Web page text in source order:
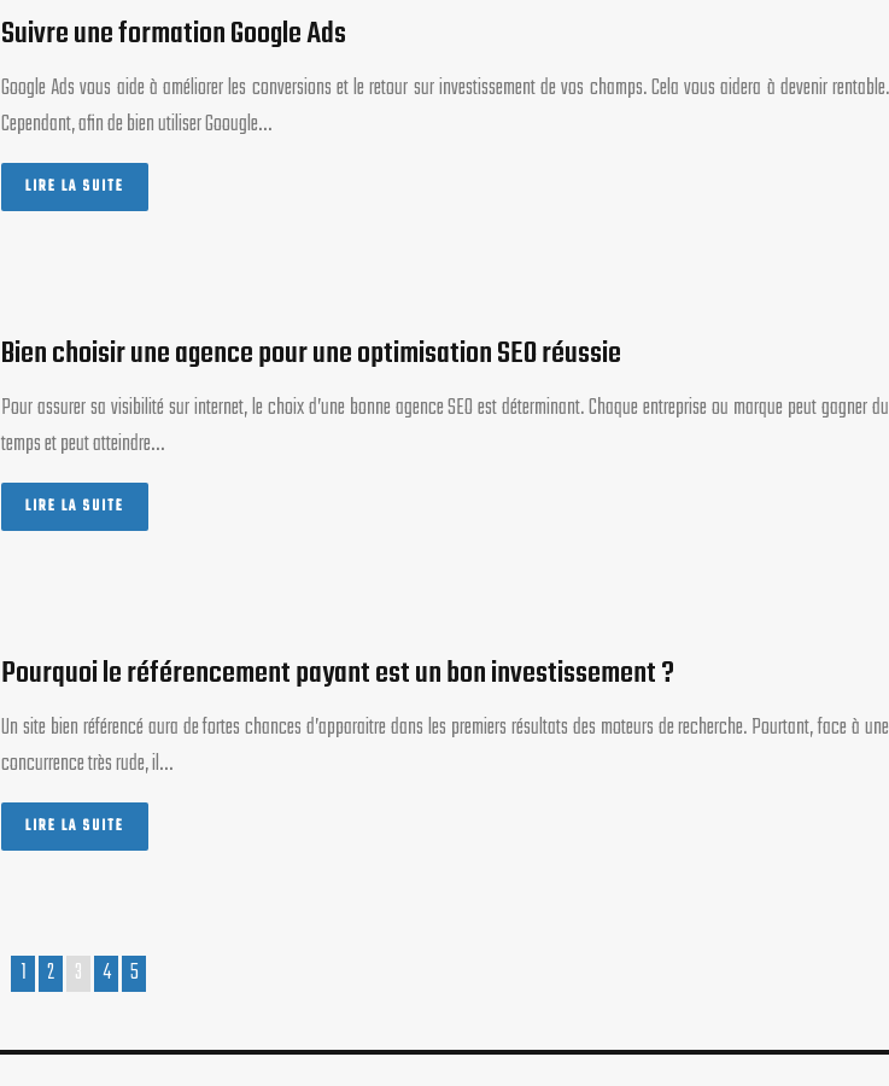
Suivre une formation Google Ads
Google Ads vous aide à améliorer les conversions et le retour sur investissement de vos champs. Cela vous aidera à devenir rentable.
Cependant, afin de bien utiliser Goougle…
LIRE LA SUITE
Bien choisir une agence pour une optimisation SEO réussie
Pour assurer sa visibilité sur internet, le choix d’une bonne agence SEO est déterminant. Chaque entreprise ou marque peut gagner du
temps et peut atteindre…
LIRE LA SUITE
Pourquoi le référencement payant est un bon investissement ?
Un site bien référencé aura de fortes chances d’apparaitre dans les premiers résultats des moteurs de recherche. Pourtant, face à une
concurrence très rude, il…
LIRE LA SUITE
1 2 3 4 5